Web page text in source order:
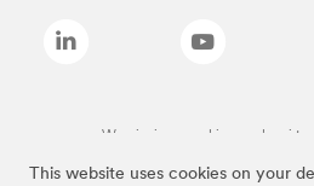
This website uses cookies on your
Wymienione marki są znakami